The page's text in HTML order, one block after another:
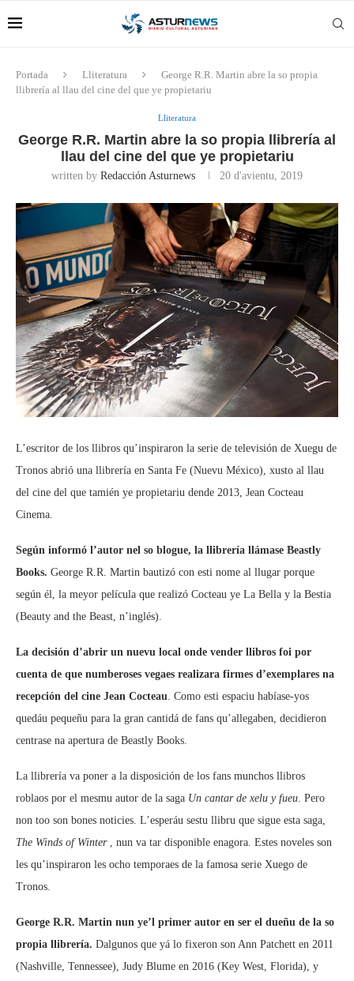
Portada Lliteratura
George R.R. Martin abre la so propia
llibrería al llau del cine del que ye propietariu
Lliteratura
George R.R. Martin abre la so propia llibrería al
llau del cine del que ye propietariu
written by Redacción Asturnews 20 d'avientu, 2019
L’escritor de los llibros qu’inspiraron la serie de televisión de Xuegu de
Tronos abrió una llibrería en Santa Fe (Nuevu México), xusto al llau
del cine del que tamién ye propietariu dende 2013, Jean Cocteau
Cinema.
Según informó l’autor nel so blogue, la llibrería llámase Beastly
Books. George R.R. Martin bautizó con esti nome al llugar porque
según él, la meyor película que realizó Cocteau ye La Bella y la Bestia
(Beauty and the Beast, n’inglés).
La decisión d’abrir un nuevu local onde vender llibros foi por
cuenta de que numberoses vegaes realizara firmes d’exemplares na
recepción del cine Jean Cocteau . Como esti espaciu habíase-yos
quedáu pequeñu para la gran cantidá de fans qu’allegaben, decidieron
centrase na apertura de Beastly Books.
La llibrería va poner a la disposición de los fans munchos llibros
roblaos por el mesmu autor de la saga Un cantar de xelu y fueu . Pero
non too son bones noticies. L’esperáu sestu llibru que sigue esta saga,
The Winds of Winter, nun va tar disponible enagora. Estes noveles son
les qu’inspiraron les ocho temporaes de la famosa serie Xuego de
Tronos.
George R.R. Martin nun ye’l primer autor en ser el dueñu de la so
propia llibrería. Dalgunos que yá lo fixeron son Ann Patchett en 2011
(Nashville, Tennessee), Judy Blume en 2016 (Key West, Florida), y